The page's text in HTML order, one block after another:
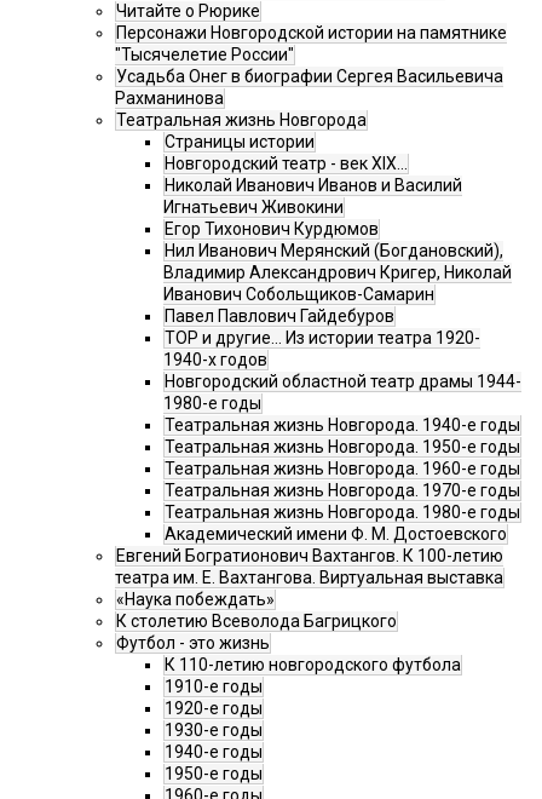
Читайте о Рюрике
Персонажи Новгородской истории на памятнике
"Тысячелетие России"
Усадьба Онег в биографии Сергея Васильевича
Рахманинова
Театральная жизнь Новгорода
Страницы истории
Новгородский театр - век XIX…
Николай Иванович Иванов и Василий
Игнатьевич Живокини
Егор Тихонович Курдюмов
Нил Иванович Мерянский (Богдановский),
Владимир Александрович Кригер, Николай
Иванович Собольщиков-Самарин
Павел Павлович Гайдебуров
ТОР и другие… Из истории театра 1920-
1940-х годов
Новгородский областной театр драмы 1944-
1980-е годы
Театральная жизнь Новгорода. 1940-е годы
Театральная жизнь Новгорода. 1950-е годы
Театральная жизнь Новгорода. 1960-е годы
Театральная жизнь Новгорода. 1970-е годы
Театральная жизнь Новгорода. 1980-е годы
Академический имени Ф. М. Достоевского
Евгений Богратионович Вахтангов. К 100-летию
театра им. Е. Вахтангова. Виртуальная выставка
«Наука побеждать»
К столетию Всеволода Багрицкого
Футбол - это жизнь
К 110-летию новгородского футбола
1910-е годы
1920-е годы
1930-е годы
1940-е годы
1950-е годы